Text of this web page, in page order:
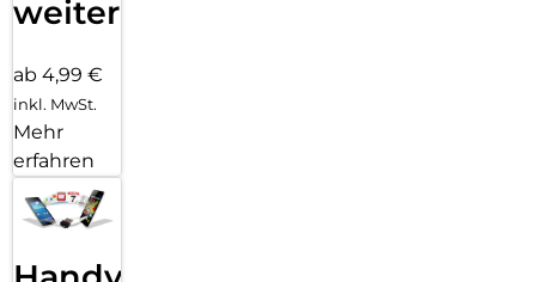
weiter
ab 4,99 €
inkl. MwSt.
Mehr
erfahren